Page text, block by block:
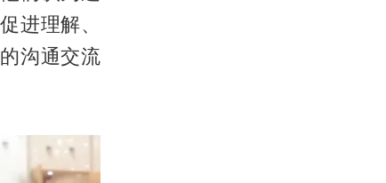
进理解、
沟通交流